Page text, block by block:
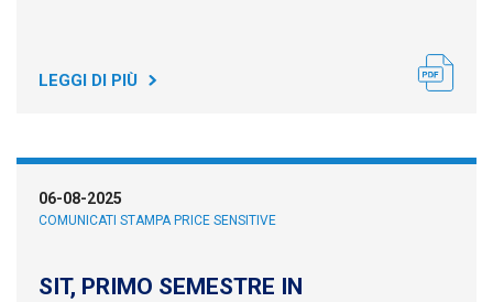
LEGGI DI PIÙ
06-08-2025
COMUNICATI STAMPA PRICE SENSITIVE
SIT, PRIMO SEMESTRE IN